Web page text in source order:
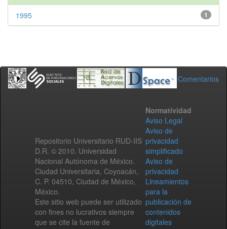
1
1995
Comentarios
Repositorio Universitario RUD-IIS
D.R. © 2010. Universidad
Nacional Autónoma de México.
Ciudad Universitaria, Coyoacán,
C. P. 04510, Ciudad de México,
México.
Este sitio web puede ser utilizado
con fines no lucrativos siempre
que se cite la fuente de
Normatividad
Aviso Legal
Aviso de
privacidad
simplificado
Aviso de
privacidad
Lineamientos
para la
publicación de
contenidos
digitales